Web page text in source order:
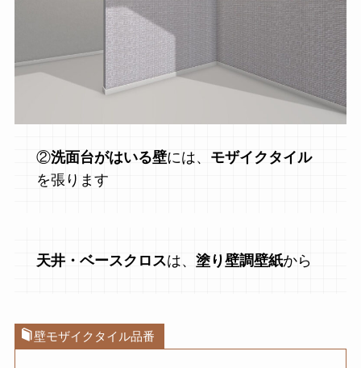
②洗面台がはいる壁には、 モザイクタイル
を張ります
天井・ベースクロスは、 塗り壁調壁紙から
壁モザイクタイル品番